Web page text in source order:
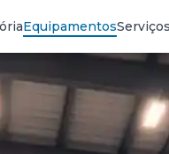
EquipamentosServiços